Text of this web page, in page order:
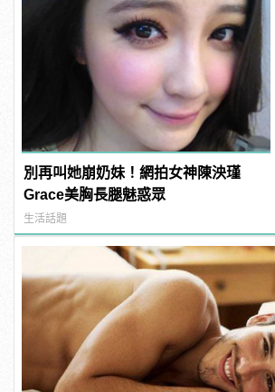
別再叫她崩奶妹！網拍女神陳泱瑾
Grace美胸長腿魅惑眾
生活話題